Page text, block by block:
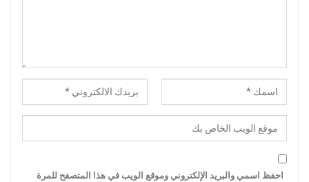
احفظ اسمي والبريد الإلكتروني وموقع الويب في هذا المتصفح للمرة